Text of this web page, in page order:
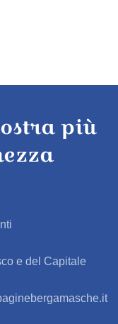
più
e del Capitale